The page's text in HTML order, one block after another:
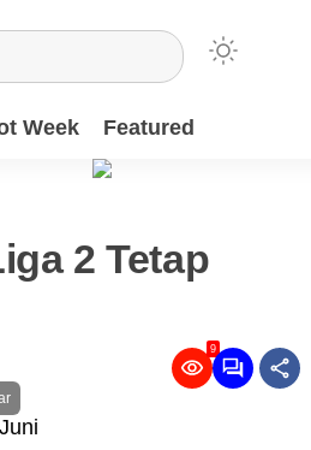
Week Featured
2 Tetap
9